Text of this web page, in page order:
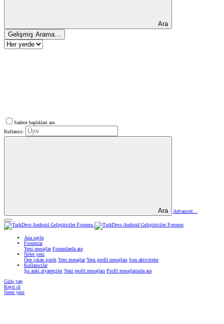
Ara
Gelişmiş Arama…
Sadece başlıkları ara
Kullanıcı:
Ara Advanced…
Ana sayfa
Forumlar
Yeni mesajlar Forumlarda ara
Neler yeni
Öne çıkan içerik Yeni mesajlar Yeni profil mesajları Son aktiviteler
Kullanıcılar
Şu anki ziyaretçiler Yeni profil mesajları Profil mesajlarında ara
Giriş yap
Kayıt ol
Neler yeni